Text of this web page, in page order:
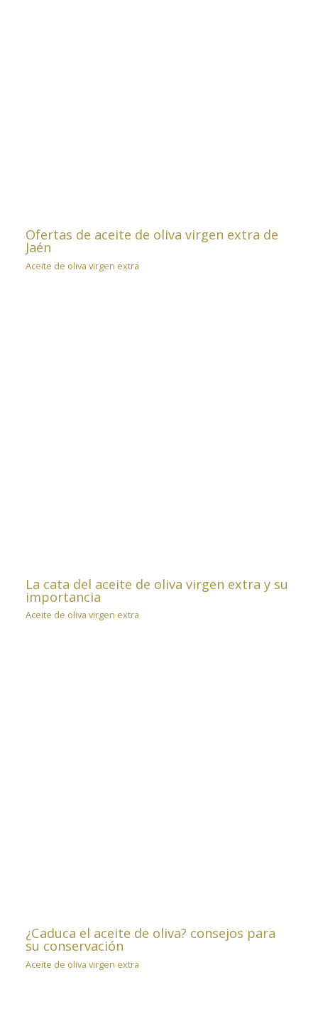
Ofertas de aceite de oliva virgen extra de
Jaén
Aceite de oliva virgen extra
La cata del aceite de oliva virgen extra y su
importancia
Aceite de oliva virgen extra
¿Caduca el aceite de oliva? consejos para
su conservación
Aceite de oliva virgen extra